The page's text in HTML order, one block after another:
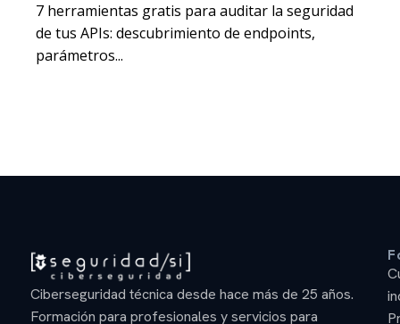
7 herramientas gratis para auditar la seguridad
de tus APIs: descubrimiento de endpoints,
parámetros...
Ciberseguridad técnica desde hace más de 25 años.
Formación para profesionales y servicios para